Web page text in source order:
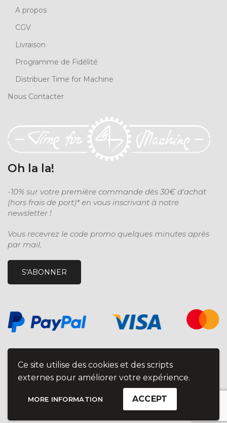
Ce site utilise des cookies et des scripts
externes pour améliorer votre expérience.
MORE INFORMATION ACCEPT
A propos
CGV
Livraison
Programme de Fidélité
Distribuer Time for Machine
Nous Contacter
Oh la la!
-10% sur votre première commande dès 30€ d'achat
(hors frais de port)* en vous inscrivant à notre
newsletter !
Vous recevrez le code promo quelques minutes après
par mail.
S'ABONNER
© Time for Machine